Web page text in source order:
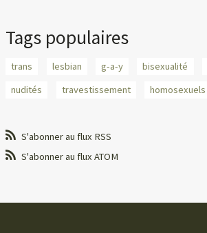
Tags populaires
trans lesbian g-a-y bisexualité
nudités
travestissement homosexuels
S'abonner au flux RSS
S'abonner au flux ATOM